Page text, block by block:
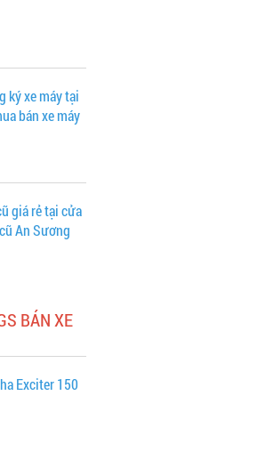
ký xe máy tại
bán xe máy
giá rẻ tại cửa
An Sương
BÁN XE
Exciter 150